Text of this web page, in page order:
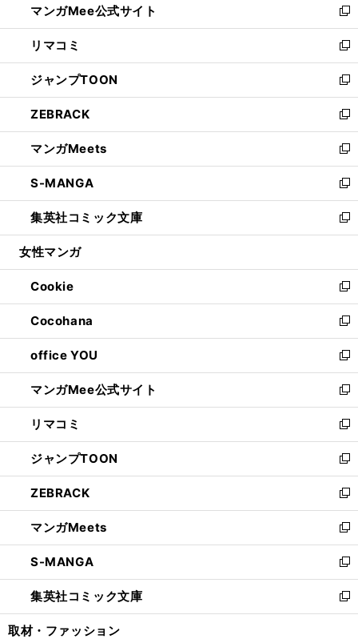
く
ド
ウ
で
開
く
ィ
ン
ド
ウ
で
開
く
い
ウ
ィ
ン
ド
ウ
で
開
く
マンガMee公式サイト
新
し
い
ウ
ィ
ン
ド
ウ
で
開
く
リマコミ
新
し
い
ウ
ィ
ン
ド
ウ
で
開
く
ジャンプTOON
新
し
い
ウ
ィ
ン
ド
ウ
で
開
ZEBRACK
新
し
い
ウ
ィ
ン
ド
ウ
開
く
マンガMeets
新
し
い
ウ
ィ
ン
ウ
で
開
く
S-MANGA
新
し
い
ウ
ン
ド
ウ
で
開
く
集英社コミック文庫
新
し
ウ
ィ
ン
ド
ウ
で
開
く
女性マンガ
Cookie
新
し
い
ウ
ィ
ン
ド
ウ
で
開
く
Cocohana
新
し
い
ウ
ィ
ン
ド
ウ
で
開
く
office YOU
新
し
い
ウ
ィ
ン
ド
ウ
で
開
く
マンガMee公式サイト
新
し
い
ウ
ィ
ン
ド
ウ
で
開
く
リマコミ
新
し
い
ウ
ィ
ン
ド
ウ
で
開
く
ジャンプTOON
新
し
い
ウ
ィ
ン
ド
ウ
で
開
ZEBRACK
新
し
い
ウ
ィ
ン
ド
ウ
マンガMeets
新
し
い
ウ
ィ
ン
S-MANGA
新
し
い
ウ
集英社コミック文庫
新
し
取材・ファッション